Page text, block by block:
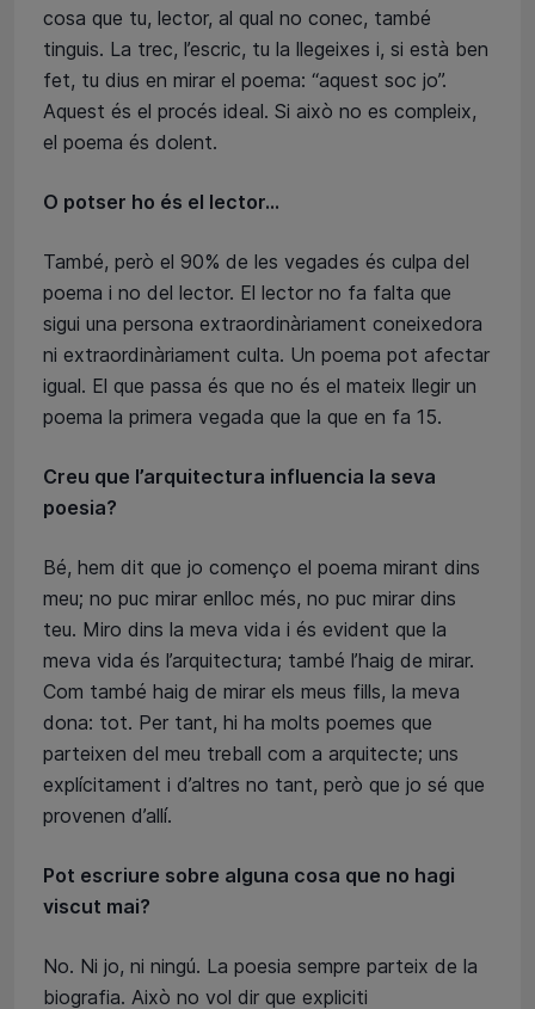
cosa que tu, lector, al qual no conec, també
tinguis. La trec, l’escric, tu la llegeixes i, si està ben
fet, tu dius en mirar el poema: “aquest soc jo”.
Aquest és el procés ideal. Si això no es compleix,
el poema és dolent.
O potser ho és el lector...
També, però el 90% de les vegades és culpa del
poema i no del lector. El lector no fa falta que
sigui una persona extraordinàriament coneixedora
ni extraordinàriament culta. Un poema pot afectar
igual. El que passa és que no és el mateix llegir un
poema la primera vegada que la que en fa 15.
Creu que l’arquitectura influencia la seva
poesia?
Bé, hem dit que jo començo el poema mirant dins
meu; no puc mirar enlloc més, no puc mirar dins
teu. Miro dins la meva vida i és evident que la
meva vida és l’arquitectura; també l’haig de mirar.
Com també haig de mirar els meus fills, la meva
dona: tot. Per tant, hi ha molts poemes que
parteixen del meu treball com a arquitecte; uns
explícitament i d’altres no tant, però que jo sé que
provenen d’allí.
Pot escriure sobre alguna cosa que no hagi
viscut mai?
No. Ni jo, ni ningú. La poesia sempre parteix de la
biografia. Això no vol dir que expliciti